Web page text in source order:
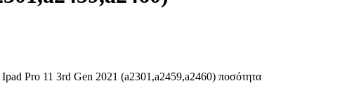
Pro 11 3rd Gen 2021 (a2301,a2459,a2460) ποσότητα